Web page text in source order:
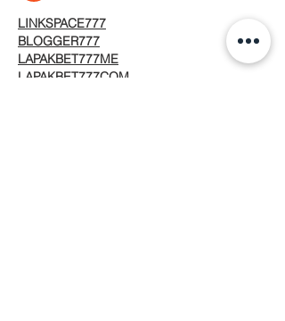
LINKSPACE777
BLOGGER777
LAPAKBET777ME
LAPAKBET777COM